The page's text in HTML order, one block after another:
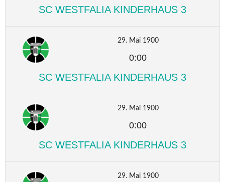
SC WESTFALIA KINDERHAUS 3
29. Mai 1900
0:00
SC WESTFALIA KINDERHAUS 3
29. Mai 1900
0:00
SC WESTFALIA KINDERHAUS 3
29. Mai 1900